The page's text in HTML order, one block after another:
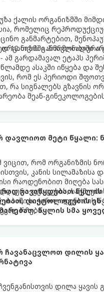
ქალის ორგანიზმში
რომელიც
განმარტებით,
12 თვის განმავლობაში
- ამ გარდამავალ ეტაპს
ასაკში იწყება და
რომ ეს პერიოდი
რა სიგნალებს გზავნის
მეან-
დავლიოთ მეტი წყალი:
ვიცით, რომ ორგანიზმის
კანის
რაოდენობით მიღება
ფუსფუსის,
საჭირო ოდენობის
რჩება.
გავიწყდებათ წყლის
დიეტოლოგების
წყლის სმა
ჩავანაცვლოთ დილის
დილა